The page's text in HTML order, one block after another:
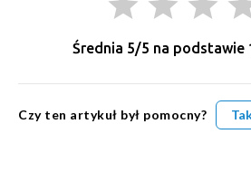
Średnia 5/5 na podstawie
Czy ten artykuł był pomocny?